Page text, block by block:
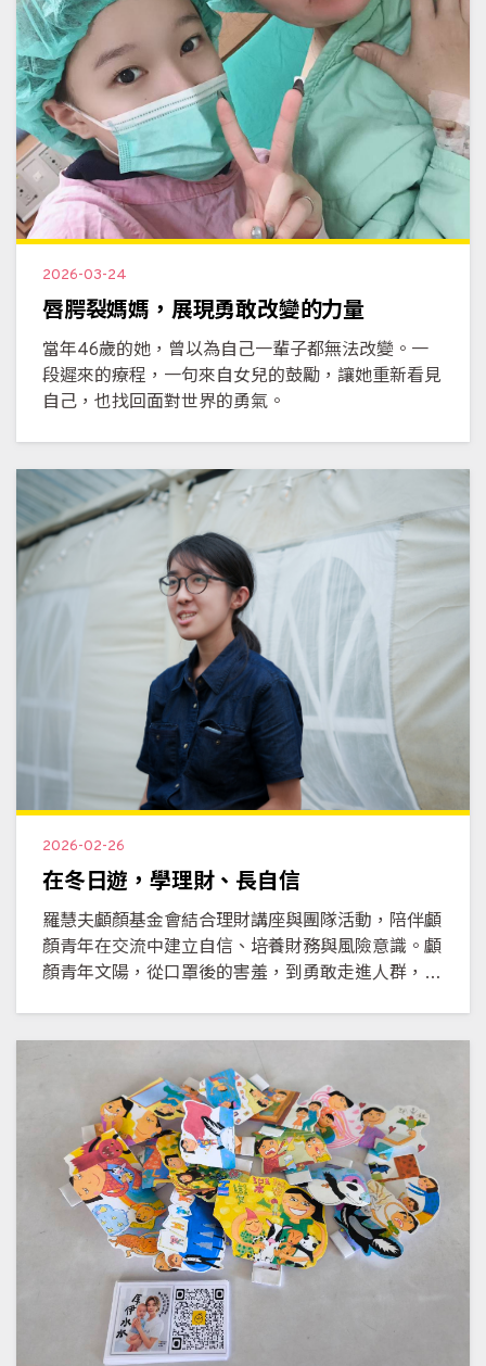
2026-03-24
唇腭裂媽媽，展現勇敢改變的力量
當年46歲的她，曾以為自己一輩子都無法改變。一
段遲來的療程，一句來自女兒的鼓勵，讓她重新看見
自己，也找回面對世界的勇氣。
2026-02-26
在冬日遊，學理財、長自信
羅慧夫顱顏基金會結合理財講座與團隊活動，陪伴顱
顏青年在交流中建立自信、培養財務與風險意識。顱
顏青年文陽，從口罩後的害羞，到勇敢走進人群，她